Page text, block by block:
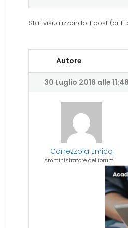
Stai visualizzando 1 post (di 1
Autore
30 Luglio 2018 alle 11:48
Correzzola Enrico
Amministratore del forum